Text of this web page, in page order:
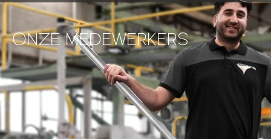
ONZE MEDEWERKERS